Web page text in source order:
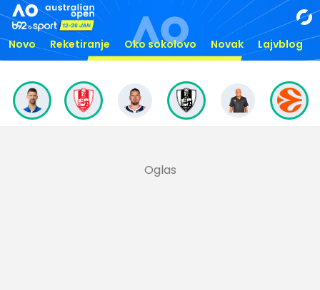
Novo Reketiranje Oko sokolovo Novak Lajvblog